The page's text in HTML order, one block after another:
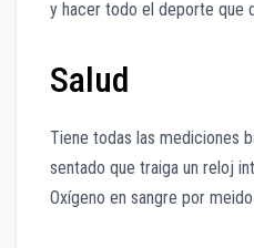
y hacer todo el deporte que
Salud
Tiene todas las mediciones
sentado que traiga un reloj
Oxígeno en sangre por